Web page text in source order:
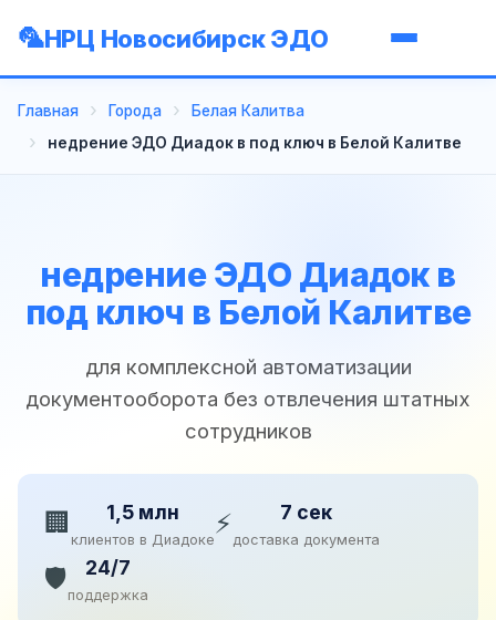
НРЦ Новосибирск ЭДО
Главная Города
Белая Калитва
недрение ЭДО Диадок в под ключ в Белой Калитве
недрение ЭДО Диадок в
под ключ в Белой Калитве
для комплексной автоматизации
документооборота без отвлечения штатных
сотрудников
🏢 1,5 млн
клиентов в Диадоке⚡ 7 сек
доставка документа
🛡️ 24/7
поддержка